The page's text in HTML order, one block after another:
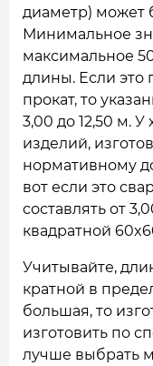
диаметр) может
Минимальное
максимальное
длины. Если
прокат, то
3,00 до 12,50 м.
изделий,
нормативному
вот если это
составлять от
квадратной
Учитывайте,
кратной в
большая, то
изготовить по
лучше выбрать